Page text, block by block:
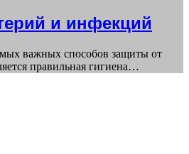
и инфекций
важных способов защиты от
правильная гигиена…